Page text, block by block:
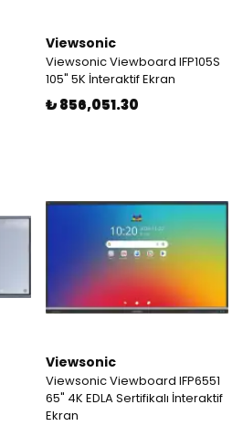
Viewsonic
Viewsonic Viewboard IFP105S
105" 5K İnteraktif Ekran
₺ 856,051.30
Viewsonic
Viewsonic Viewboard IFP6551
65" 4K EDLA Sertifikalı İnteraktif
Ekran